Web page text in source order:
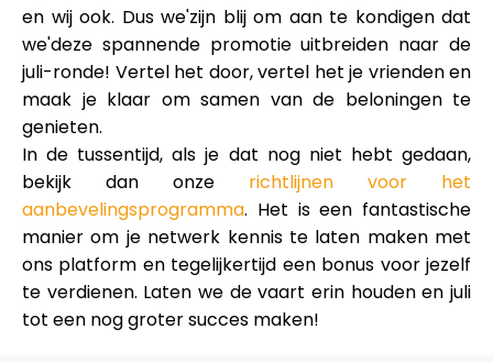
ask@scrambleup.com
+372 712 2955
en wij ook. Dus we'zijn blij om aan te kondigen dat
we'deze spannende promotie uitbreiden naar de
juli-ronde! Vertel het door, vertel het je vrienden en
maak je klaar om samen van de beloningen te
genieten.
In de tussentijd, als je dat nog niet hebt gedaan,
bekijk dan onze richtlijnen voor het
aanbevelingsprogramma. Het is een fantastische
manier om je netwerk kennis te laten maken met
ons platform en tegelijkertijd een bonus voor jezelf
te verdienen. Laten we de vaart erin houden en juli
tot een nog groter succes maken!